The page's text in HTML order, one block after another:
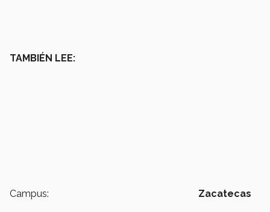
TAMBIÉN LEE:
Campus: Zacatecas